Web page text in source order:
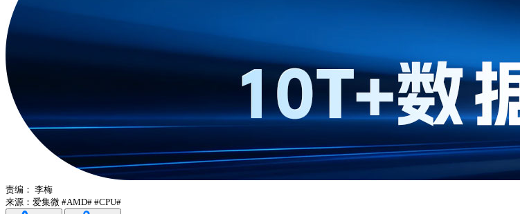
责编： 李梅
来源：爱集微 #AMD# #CPU#